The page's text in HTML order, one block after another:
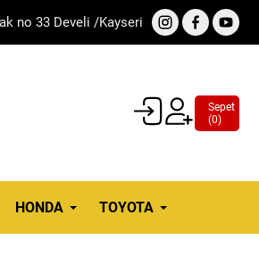
no 33 Develi /Kayseri
Sepet
(0)
HONDA TOYOTA